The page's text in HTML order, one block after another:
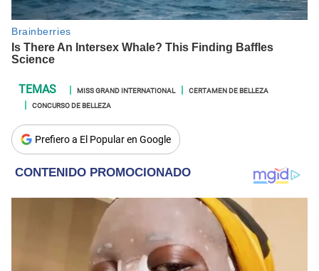
MISS GRAND INTERNATIONAL
CERTAMEN DE BELLEZA
CONCURSO DE BELLEZA
Prefiero a El Popular en Google